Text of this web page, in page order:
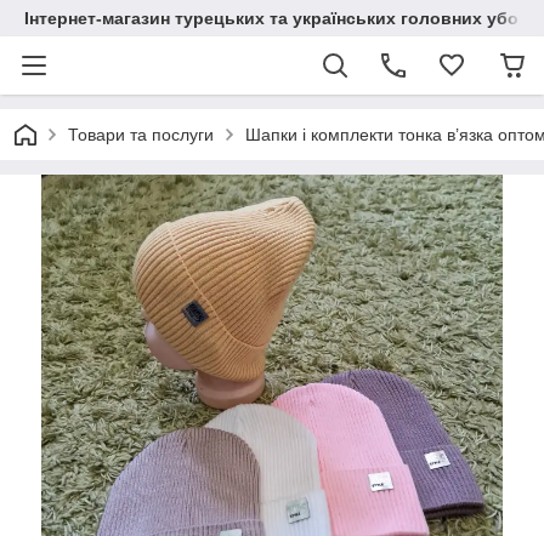
Інтернет-магазин турецьких та українських головних
Товари та послуги Шапки і комплекти тонка в’язка